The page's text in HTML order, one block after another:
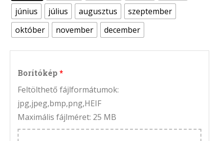
június
július augusztus
szeptember
október
november december
Borítókép
Feltölthető fájlformátumok:
jpg,jpeg,bmp,png,HEIF
Maximális fájlméret: 25 MB